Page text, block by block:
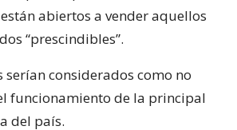
abiertos a vender aquellos
“prescindibles”.
serían considerados como no
funcionamiento de la principal
del país.